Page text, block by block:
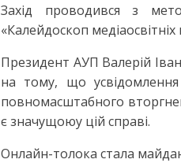
Захід проводився з
«Калейдоскоп
Президент АУП Валерій
на тому, що усвідомлення
повномасштабного
є значущоюу цій справі.
Онлайн-толока стала